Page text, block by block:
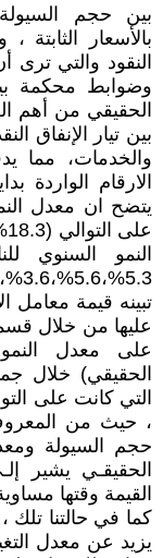
بين حجم السيولة
بالأسعار
النقود والتي ترى
وضوابط محكمة
الحقيقي من أهم
بين تيار الإنفاق
والخدمات، مما
يتضح ان معدل
النمو السنوي
تبينه قيمة معامل
عليها من خلال
على معدل النمو
الحقيقي) خلال
، حيث من
حجم السيولة
الحقيقـي يشير
القيمة وقتها
كما في حالتنا
يزيد عن معدل